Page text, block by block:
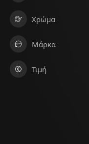
Χρώμα
Μάρκα
Τιμή